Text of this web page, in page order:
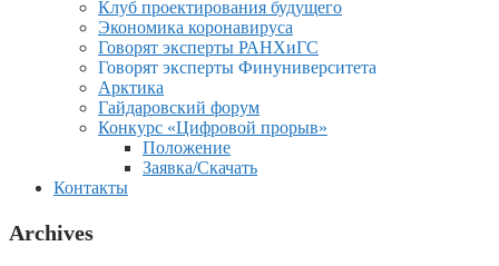
Клуб проектирования будущего
Экономика коронавируса
Говорят эксперты РАНХиГС
Говорят эксперты Финуниверситета
Арктика
Гайдаровский форум
Конкурс «Цифровой прорыв»
Положение
Заявка/Скачать
Контакты
Archives